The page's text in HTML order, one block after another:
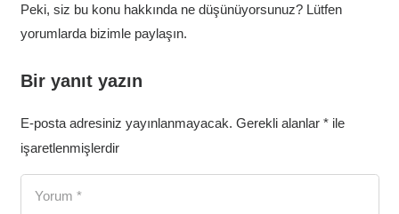
Peki, siz bu konu hakkında ne düşünüyorsunuz? Lütfen
yorumlarda bizimle paylaşın.
Bir yanıt yazın
E-posta adresiniz yayınlanmayacak. Gerekli alanlar *ile
işaretlenmişlerdir